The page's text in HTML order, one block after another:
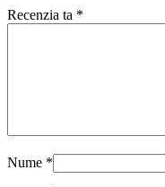
Recenzia ta *
Nume *